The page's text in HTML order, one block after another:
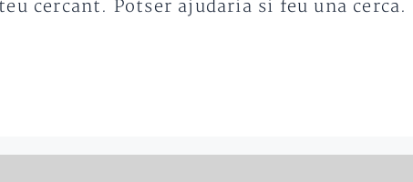
cercant. Potser ajudaria si feu una cerca.